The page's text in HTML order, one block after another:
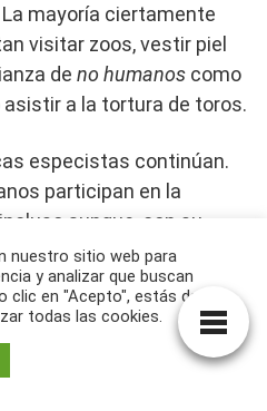
mayoría ciertamente
visitar zoos, vestir piel
de no humanos como
a la tortura de toros.
especistas continúan.
participan en la
incluso aunque, con su
esa explotación
ser lógicamente
debe comportarse
seres, no sólo con los
nuestro sitio web para
y analizar que buscan
en "Acepto", estás dando
todas las cookies.